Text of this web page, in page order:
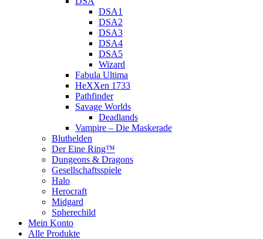
DSA1
DSA2
DSA3
DSA4
DSA5
Wizard
Fabula Ultima
HeXXen 1733
Pathfinder
Savage Worlds
Deadlands
Vampire – Die Maskerade
Bluthelden
Der Eine Ring™
Dungeons & Dragons
Gesellschaftsspiele
Halo
Herocraft
Midgard
Spherechild
Mein Konto
Alle Produkte